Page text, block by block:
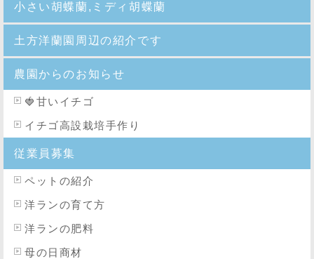
小さい胡蝶蘭,ミディ胡蝶蘭
土方洋蘭園周辺の紹介です
農園からのお知らせ
🍓 甘いイチゴ
イチゴ高設栽培手作り
従業員募集
ペットの紹介
洋ランの育て方
洋ランの肥料
母の日商材